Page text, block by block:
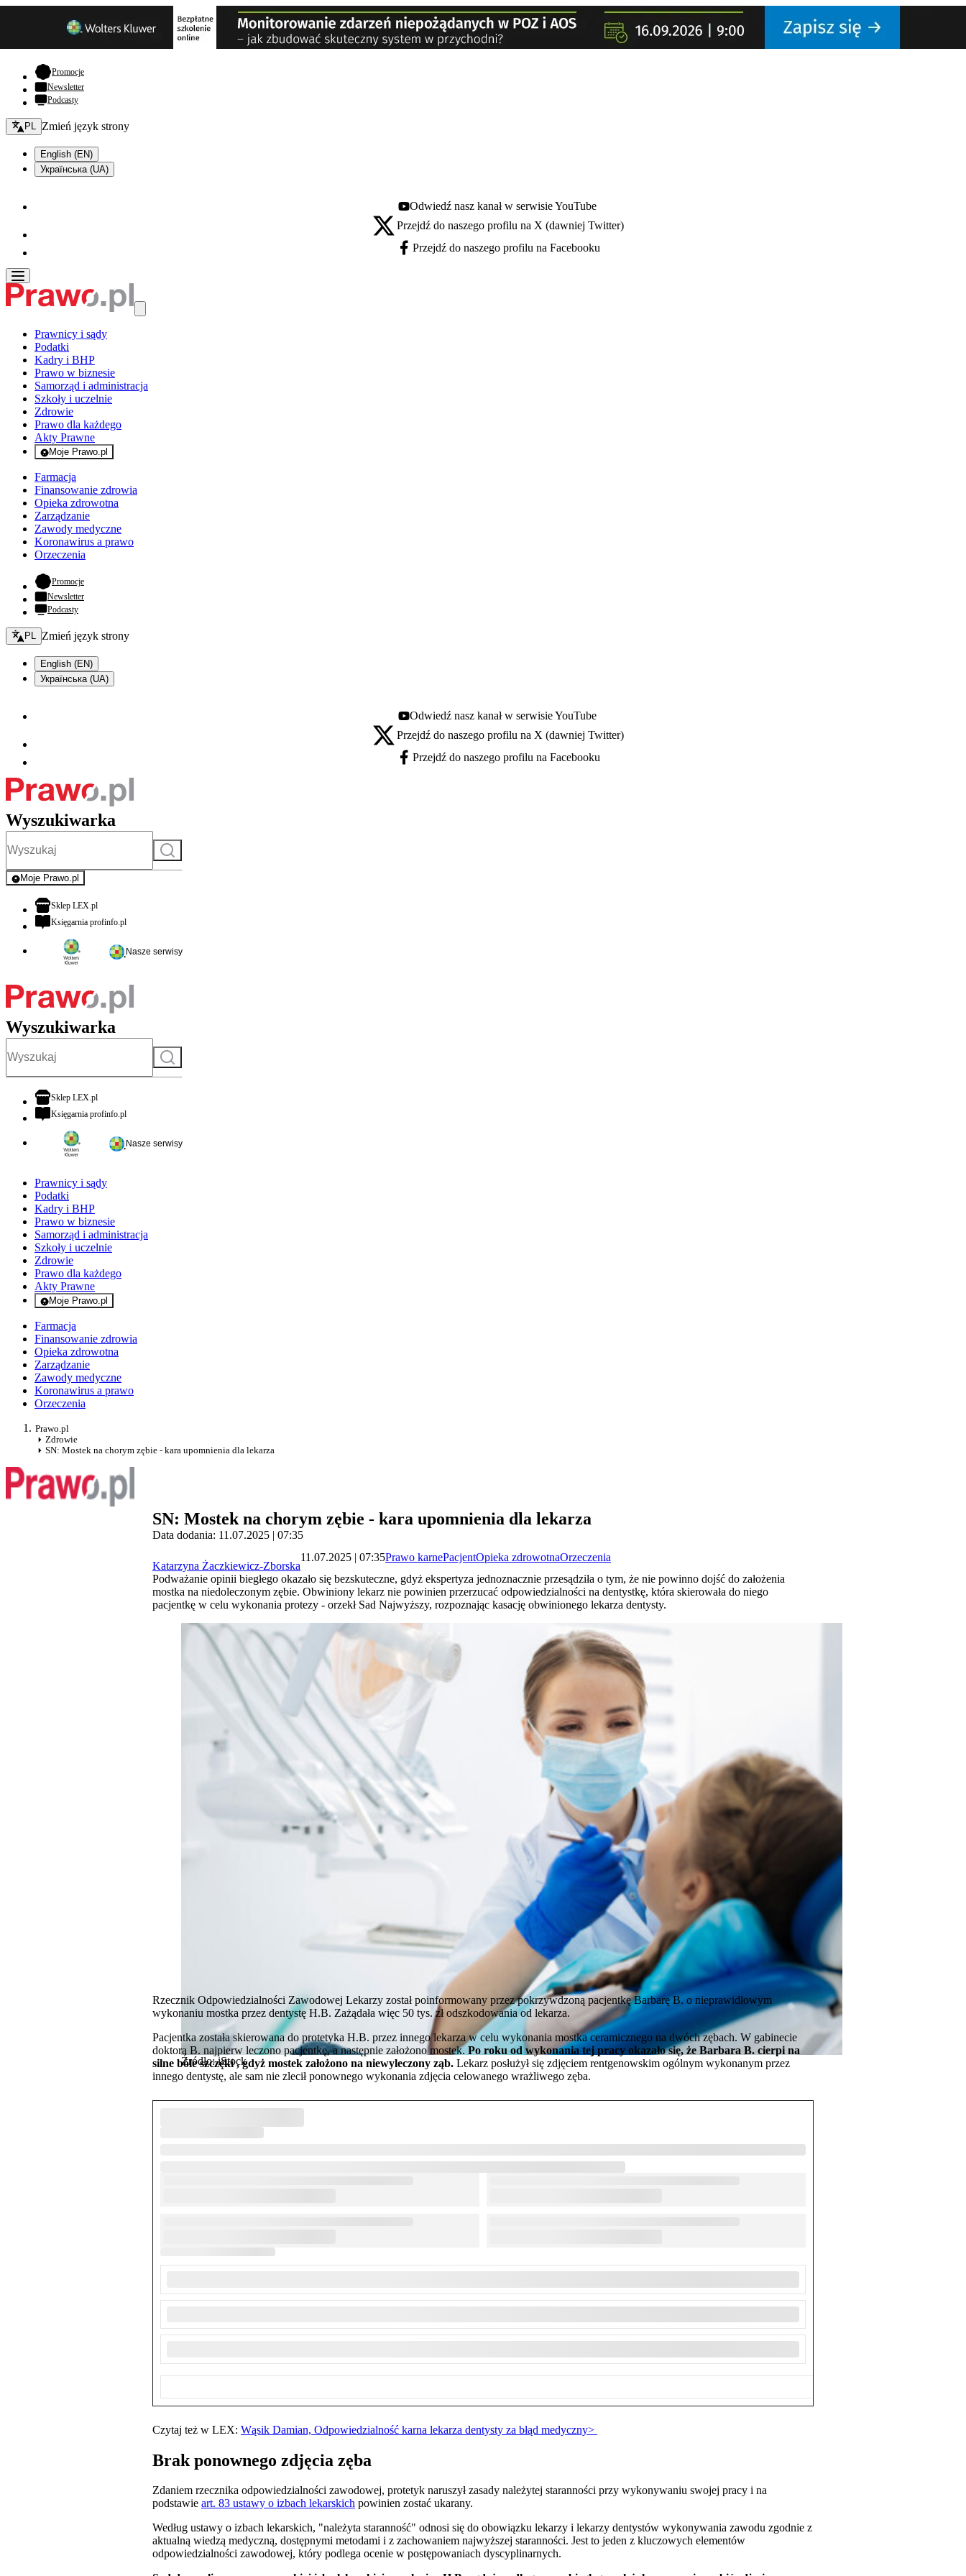
Promocje- otwiera się w nowej karcie
Newsletter
Podcasty
Zmień język - bieżący:
PL Zmień język strony
English (EN)
Українська (UA)
Youtube - otwiera się w nowej karcie
Odwiedź nasz kanał w serwisie YouTube
X - otwiera się w nowej karcie
Przejdź do naszego profilu na X (dawniej Twitter)
Facebook - otwiera się w nowej karcie
Przejdź do naszego profilu na Facebooku
Prawnicy i sądy
Podatki
Kadry i BHP
Prawo w biznesie
Samorząd i administracja
Szkoły i uczelnie
Zdrowie
Prawo dla każdego
Akty Prawne
Moje Prawo.pl
- rejestracja i logowanie do serwisu
Farmacja
Finansowanie zdrowia
Opieka zdrowotna
Zarządzanie
Zawody medyczne
Koronawirus a prawo
Orzeczenia
Promocje- otwiera się w nowej karcie
Newsletter
Podcasty
Zmień język - bieżący:
PL Zmień język strony
English (EN)
Українська (UA)
Youtube - otwiera się w nowej karcie
Odwiedź nasz kanał w serwisie YouTube
X - otwiera się w nowej karcie
Przejdź do naszego profilu na X (dawniej Twitter)
Facebook - otwiera się w nowej karcie
Przejdź do naszego profilu na Facebooku
Wyszukiwarka
Szukaj
Moje Prawo.pl
- rejestracja i logowanie do serwisu
Sklep LEX.plotwiera się w nowej karcie
Księgarnia profinfo.plotwiera się w nowej karcie
Nasze serwisy
Wyszukiwarka
Szukaj
Sklep LEX.plotwiera się w nowej karcie
Księgarnia profinfo.plotwiera się w nowej karcie
Nasze serwisy
Prawnicy i sądy
Podatki
Kadry i BHP
Prawo w biznesie
Samorząd i administracja
Szkoły i uczelnie
Zdrowie
Prawo dla każdego
Akty Prawne
Moje Prawo.pl
- rejestracja i logowanie do serwisu
Farmacja
Finansowanie zdrowia
Opieka zdrowotna
Zarządzanie
Zawody medyczne
Koronawirus a prawo
Orzeczenia
Prawo.pl
Zdrowie
SN: Mostek na chorym zębie - kara upomnienia dla lekarza
SN: Mostek na chorym zębie - kara upomnienia dla lekarza
Data dodania: 11.07.2025 | 07:35
Katarzyna Żaczkiewicz-Zborska
11.07.2025 | 07:35Prawo karnePacjentOpieka zdrowotnaOrzeczenia
Podważanie opinii biegłego okazało się bezskuteczne, gdyż ekspertyza jednoznacznie przesądziła o tym, że nie powinno dojść do założenia
mostka na niedoleczonym zębie. Obwiniony lekarz nie powinien przerzucać odpowiedzialności na dentystkę, która skierowała do niego
pacjentkę w celu wykonania protezy - orzekł Sad Najwyższy, rozpoznając kasację obwinionego lekarza dentysty.
Źródło: iStock
Rzecznik Odpowiedzialności Zawodowej Lekarzy został poinformowany przez pokrzywdzoną pacjentkę Barbarę B. o nieprawidłowym
wykonaniu mostka przez dentystę H.B. Zażądała więc 50 tys. zł odszkodowania od lekarza.
Pacjentka została skierowana do protetyka H.B. przez innego lekarza w celu wykonania mostka ceramicznego na dwóch zębach. W gabinecie
doktora B. najpierw leczono pacjentkę, a następnie założono mostek. Po roku od wykonania tej pracy okazało się, że Barbara B. cierpi na
silne bóle szczęki , gdyż mostek założono na niewyleczony ząb. Lekarz posłużył się zdjęciem rentgenowskim ogólnym wykonanym przez
innego dentystę, ale sam nie zlecił ponownego wykonania zdjęcia celowanego wrażliwego zęba.
Czytaj też w LEX: Wąsik Damian, Odpowiedzialność karna lekarza dentysty za błąd medyczny>
Brak ponownego zdjęcia zęba
Zdaniem rzecznika odpowiedzialności zawodowej, protetyk naruszył zasady należytej staranności przy wykonywaniu swojej pracy i na
podstawie art. 83 ustawy o izbach lekarskich powinien zostać ukarany.
Według ustawy o izbach lekarskich, "należyta staranność" odnosi się do obowiązku lekarzy i lekarzy dentystów wykonywania zawodu zgodnie z
aktualną wiedzą medyczną, dostępnymi metodami i z zachowaniem najwyższej staranności. Jest to jeden z kluczowych elementów
odpowiedzialności zawodowej, który podlega ocenie w postępowaniach dyscyplinarnych.